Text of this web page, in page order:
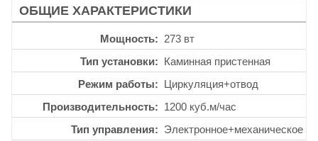
ОБЩИЕ ХАРАКТЕРИСТИКИ
Мощность
273 вт
Тип установки
Каминная пристенная
Режим работы
Циркуляция+отвод
Производительность
1200 куб.м/час
Тип управления
Электронное+механическое